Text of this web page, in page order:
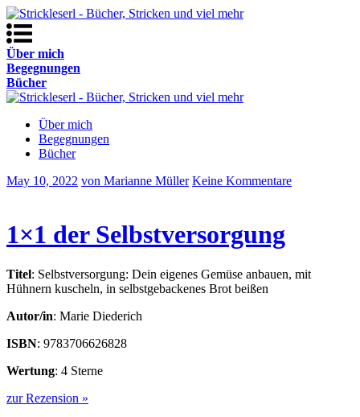
Über mich
Begegnungen
Bücher
Über mich
Begegnungen
Bücher
May 10, 2022 von Marianne Müller Keine Kommentare
1×1 der Selbstversorgung
Titel: Selbstversorgung: Dein eigenes Gemüse anbauen, mit
Hühnern kuscheln, in selbstgebackenes Brot beißen
Autor/in: Marie Diederich
ISBN: 9783706626828
Wertung: 4 Sterne
zur Rezension »